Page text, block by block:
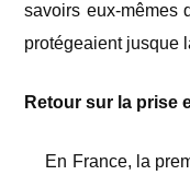
savoirs eux-mêmes
protégeaient jusque
Retour sur la prise
En France, la